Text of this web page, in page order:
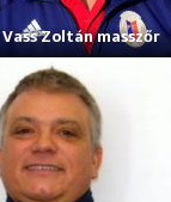
Vass Zoltán masszőr